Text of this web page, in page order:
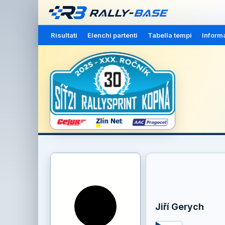
Risultati Elenchi partenti Tabella tempi
Jiří Gerych